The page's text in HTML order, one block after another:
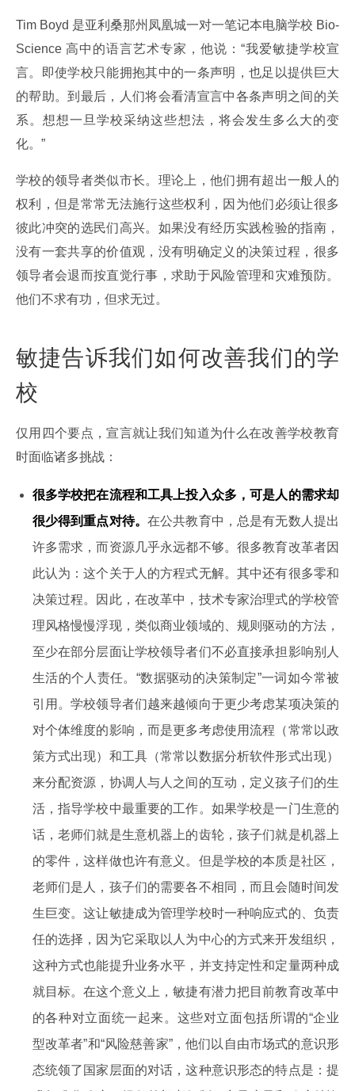
Tim Boyd 是亚利桑那州凤凰城一对一笔记本电脑学校 Bio-
Science 高中的语言艺术专家，他说：“我爱敏捷学校宣
言。即使学校只能拥抱其中的一条声明，也足以提供巨大
的帮助。到最后，人们将会看清宣言中各条声明之间的关
系。想想一旦学校采纳这些想法，将会发生多么大的变
化。”
学校的领导者类似市长。理论上，他们拥有超出一般人的
权利，但是常常无法施行这些权利，因为他们必须让很多
彼此冲突的选民们高兴。如果没有经历实践检验的指南，
没有一套共享的价值观，没有明确定义的决策过程，很多
领导者会退而按直觉行事，求助于风险管理和灾难预防。
他们不求有功，但求无过。
敏捷告诉我们如何改善我们的学
校
仅用四个要点，宣言就让我们知道为什么在改善学校教育
时面临诸多挑战：
很多学校把在流程和工具上投入众多，可是人的需求却
很少得到重点对待。在公共教育中，总是有无数人提出
许多需求，而资源几乎永远都不够。很多教育改革者因
此认为：这个关于人的方程式无解。其中还有很多零和
决策过程。因此，在改革中，技术专家治理式的学校管
理风格慢慢浮现，类似商业领域的、规则驱动的方法，
至少在部分层面让学校领导者们不必直接承担影响别人
生活的个人责任。“数据驱动的决策制定”一词如今常被
引用。学校领导者们越来越倾向于更少考虑某项决策的
对个体维度的影响，而是更多考虑使用流程（常常以政
策方式出现）和工具（常常以数据分析软件形式出现）
来分配资源，协调人与人之间的互动，定义孩子们的生
活，指导学校中最重要的工作。如果学校是一门生意的
话，老师们就是生意机器上的齿轮，孩子们就是机器上
的零件，这样做也许有意义。但是学校的本质是社区，
老师们是人，孩子们的需要各不相同，而且会随时间发
生巨变。这让敏捷成为管理学校时一种响应式的、负责
任的选择，因为它采取以人为中心的方式来开发组织，
这种方式也能提升业务水平，并支持定性和定量两种成
就目标。在这个意义上，敏捷有潜力把目前教育改革中
的各种对立面统一起来。这些对立面包括所谓的“企业
型改革者”和“风险慈善家”，他们以自由市场式的意识形
态统领了国家层面的对话，这种意识形态的特点是：提